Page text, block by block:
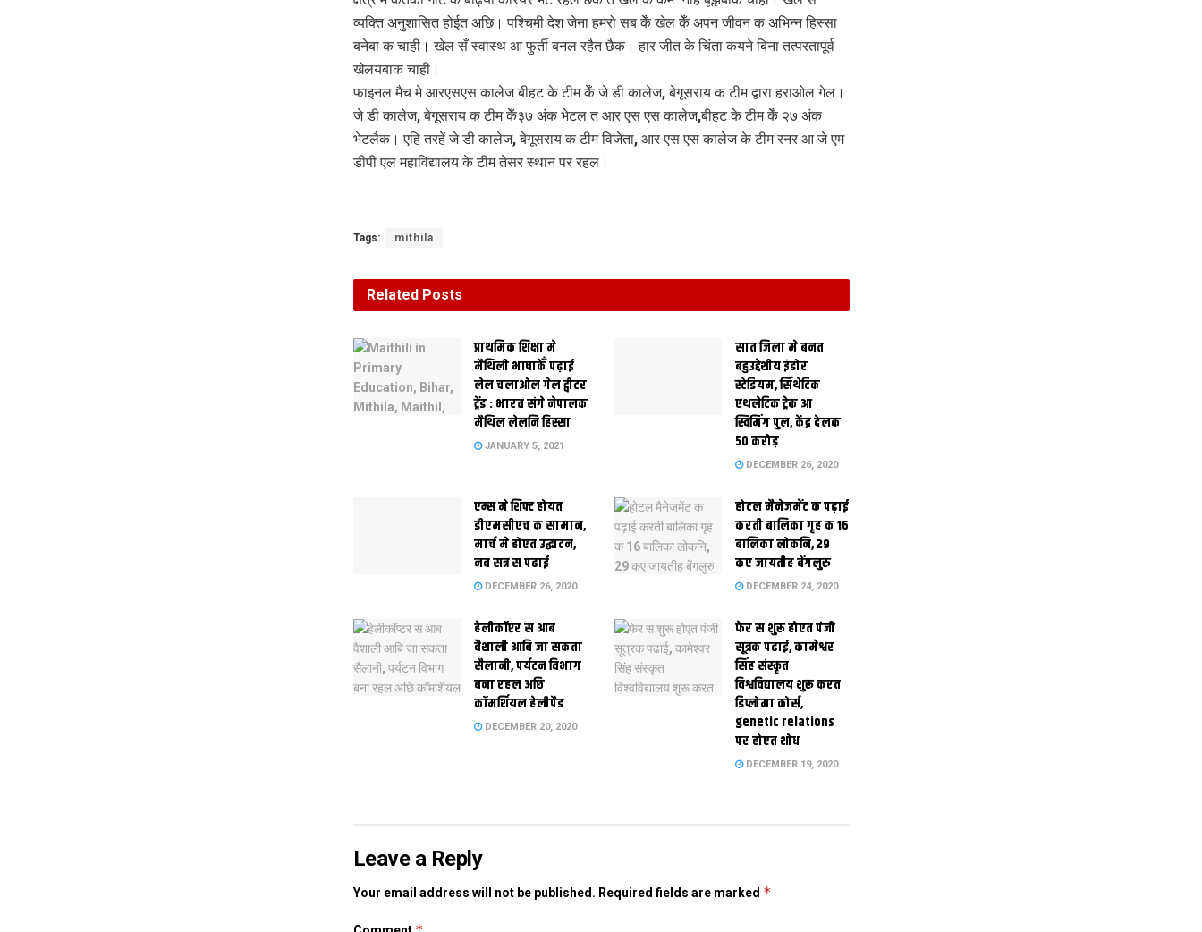
व्यक्ति अनुशासित होईत अछि। पश्चिमी देश जेना हमरो सब केँ खेल केँ अपन जीवन क अभिन्न हिस्सा
बनेबा क चाही। खेल सँ स्वास्थ आ फुर्ती बनल रहैत छैक। हार जीत के चिंता कयने बिना तत्परतापूर्व
खेलयबाक चाही।
फाइनल मैच मे आरएसएस कालेज बीहट के टीम केँ जे डी कालेज, बेगूसराय क टीम द्वारा हराओल गेल।
जे डी कालेज, बेगूसराय क टीम केँ३७ अंक भेटल त आर एस एस कालेज,बीहट के टीम केँ २७ अंक
भेटलैक। एहि तरहें जे डी कालेज, बेगूसराय क टीम विजेता, आर एस एस कालेज के टीम रनर आ जे एम
डीपी एल महाविद्यालय के टीम तेसर स्थान पर रहल।
Tags: mithila
Related Posts
प्राथमिक शि‍क्षा मे
मैथि‍ली भाषाकेँ पढ़ाई
लेल चलाओल गेल ट्वीटर
ट्रेंड : भारत संगे नेपालक
मैथिल लेलनि हिस्सा
JANUARY 5, 2021
सात जिला मे बनत
बहुउद्देशीय इंडोर
स्‍टेडि‍यम, सिंथेटिक
एथलेटिक ट्रेक आ
स्विमिंग पुल, केंद्र देलक
50 करोड़
DECEMBER 26, 2020
एम्स मे शिफ्ट होयत
डीएमसीएच क सामान,
मार्च मे होएत उद्घाटन,
नव सत्र स पढाई
DECEMBER 26, 2020
होटल मैनेजमेंट क पढ़ाई
करती बालिका गृह क 16
बालिका लोकनि, 29
कए जायतीह बेंगलुरु
DECEMBER 24, 2020
हेलीकॉप्टर स आब
वैशाली आबि जा सकता
सैलानी, पर्यटन विभाग
बना रहल अछि
कॉमर्शियल हेलीपैड
DECEMBER 20, 2020
फेर स शुरू होएत पंजी
सूत्रक पढाई, कामेश्वर
सिंह संस्कृत
विश्वविद्यालय शुरू करत
डिप्लोमा कोर्स,
genetic relations
पर होएत शोध
DECEMBER 19, 2020
Leave a Reply
Your email address will not be published. Required fields are marked *